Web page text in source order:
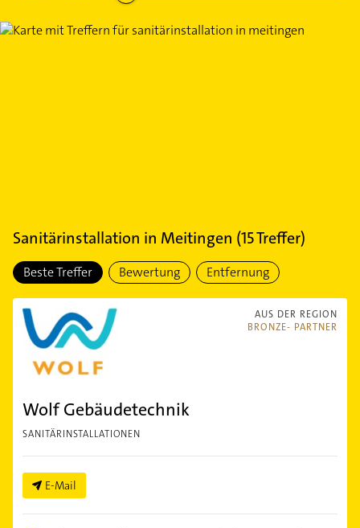
Sanitärinstallation in Meitingen (15Treffer)
Beste Treffer Bewertung Entfernung
AUS DER REGION
BRONZE- PARTNER
Wolf Gebäudetechnik
SANITÄRINSTALLATIONEN
E-Mail